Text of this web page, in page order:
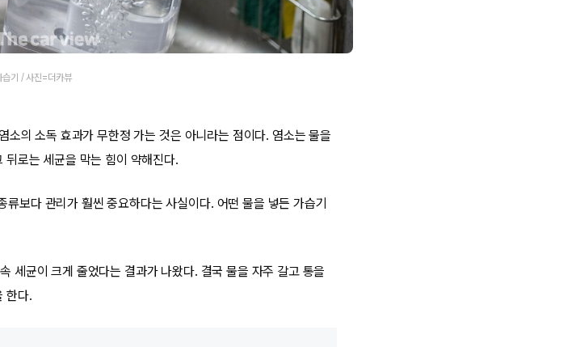
습기 / 사진=더카뷰
소의 소독 효과가 무한정 가는 것은 아니라는 점이다. 염소는 물을
로는 세균을 막는 힘이 약해진다.
보다 관리가 훨씬 중요하다는 사실이다. 어떤 물을 넣든 가습기
세균이 크게 줄었다는 결과가 나왔다. 결국 물을 자주 갈고 통을
한다.